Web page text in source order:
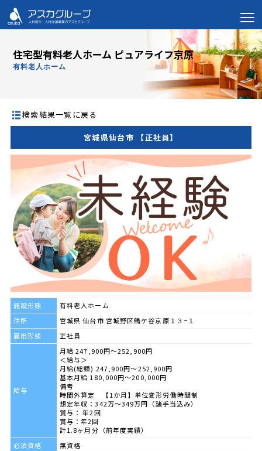
住宅型有料老人ホーム ピュアライフ京原
有料老人ホーム
検索結果一覧に戻る
宮城県仙台市 【正社員】
施設形態
有料老人ホーム
住所
宮城県 仙台市 宮城野区鶴ケ谷京原１３−１
雇用形態
正社員
給与
月給 247,900円～252,900円
＜給与＞
月給(総額) 247,900円〜252,900円
基本月給 180,000円〜200,000円
備考
時間外算定 【1か月】単位変形労働時間制
想定年収：342万～349万円（諸手当込み）
賞与： 年2回
賞与：年2回
計1.8ヶ月分（前年度実績）
必須資格
無資格